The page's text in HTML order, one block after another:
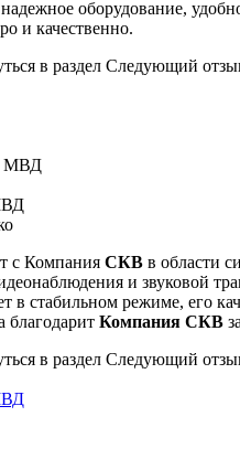
оборудование,
и качественно.
в раздел Следующий
с Компания СКВ в области
и звуковой
стабильном режиме, его
Компания СКВ
в раздел Следующий